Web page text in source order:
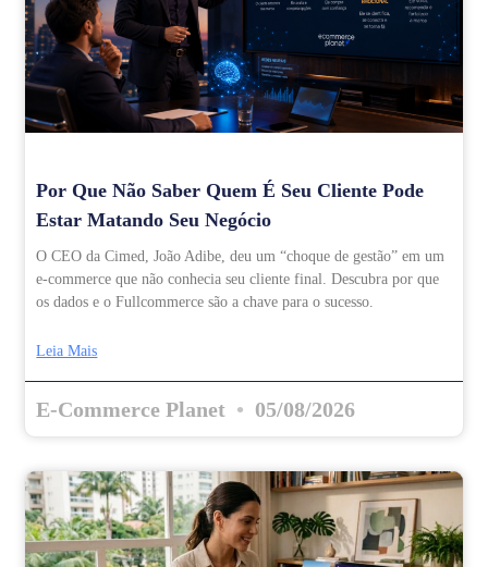
Por Que Não Saber Quem É Seu Cliente Pode
Estar Matando Seu Negócio
O CEO da Cimed, João Adibe, deu um “choque de gestão” em um
e-commerce que não conhecia seu cliente final. Descubra por que
os dados e o Fullcommerce são a chave para o sucesso.
Leia Mais
E-Commerce Planet 05/08/2026